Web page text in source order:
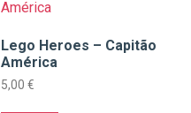
Lego Heroes – Capitão
América
5,00 €